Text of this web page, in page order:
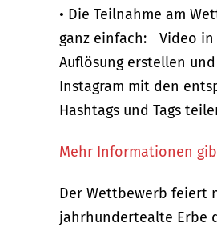
• Die Teilnahme am
ganz einfach: Video
Auflösung erstellen
Instagram mit den
Hashtags und Tags
Mehr Informationen
Der Wettbewerb feiert
jahrhundertealte Erbe